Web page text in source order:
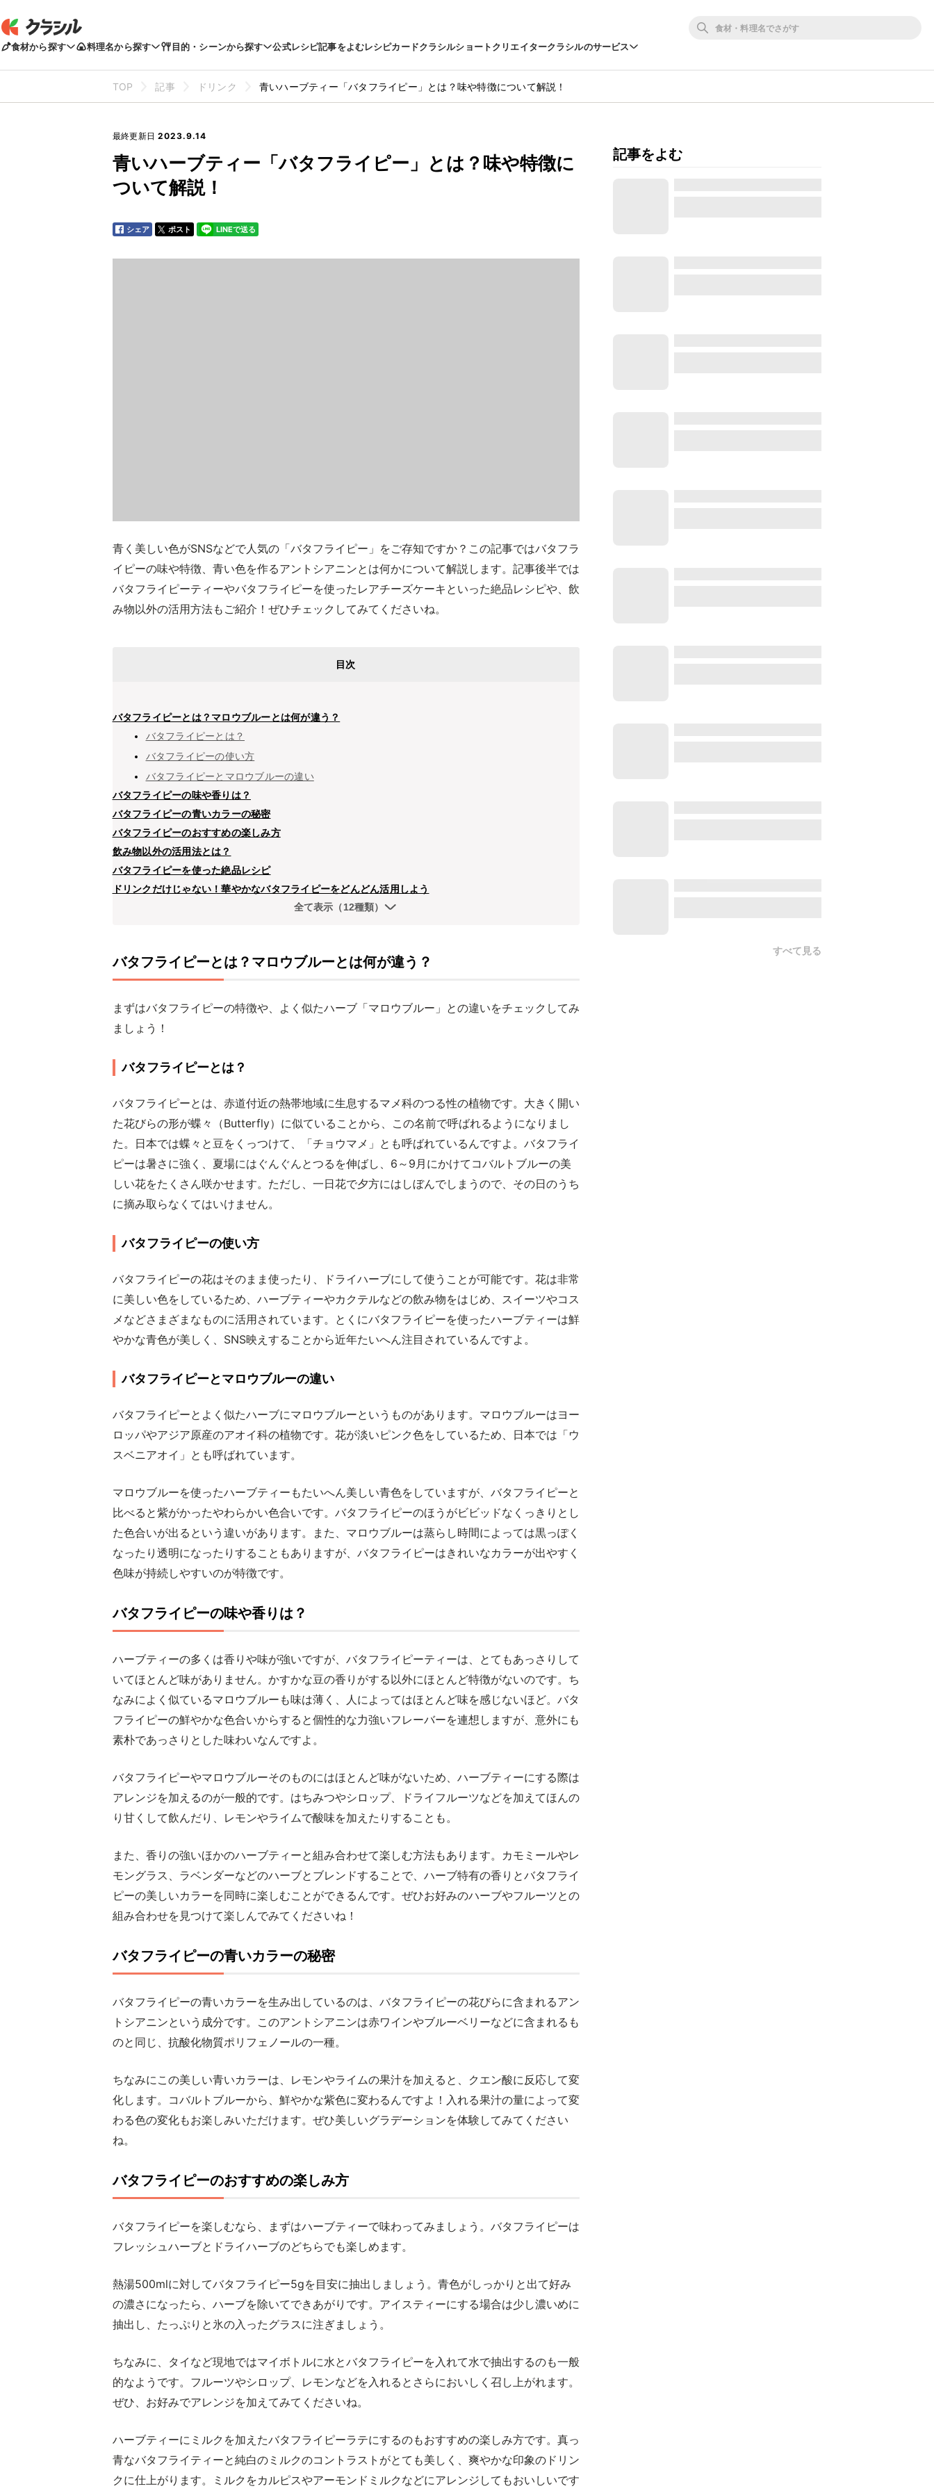
食材から探す 料理名から探す 目的・シーンから探す 公式レシピ記事をよむレシピカードクラシルショートクリエイタークラシルのサービス
TOP 記事 ドリンク 青いハーブティー「バタフライピー」とは？味や特徴について解説！
最終更新日 2023.9.14
青いハーブティー「バタフライピー」とは？味や特徴に
ついて解説！
シェア ポスト LINEで送る
青く美しい色がSNSなどで人気の「バタフライピー」をご存知ですか？この記事ではバタフラ
イピーの味や特徴、青い色を作るアントシアニンとは何かについて解説します。記事後半では
バタフライピーティーやバタフライピーを使ったレアチーズケーキといった絶品レシピや、飲
み物以外の活用方法もご紹介！ぜひチェックしてみてくださいね。
目次
バタフライピーとは？マロウブルーとは何が違う？
バタフライピーとは？
バタフライピーの使い方
バタフライピーとマロウブルーの違い
バタフライピーの味や香りは？
バタフライピーの青いカラーの秘密
バタフライピーのおすすめの楽しみ方
飲み物以外の活用法とは？
バタフライピーを使った絶品レシピ
ドリンクだけじゃない！華やかなバタフライピーをどんどん活用しよう
全て表示（12種類）
バタフライピーとは？マロウブルーとは何が違う？
まずはバタフライピーの特徴や、よく似たハーブ「マロウブルー」との違いをチェックしてみ
ましょう！
バタフライピーとは？
バタフライピーとは、赤道付近の熱帯地域に生息するマメ科のつる性の植物です。大きく開い
た花びらの形が蝶々（Butterfly）に似ていることから、この名前で呼ばれるようになりまし
た。日本では蝶々と豆をくっつけて、「チョウマメ」とも呼ばれているんですよ。バタフライ
ピーは暑さに強く、夏場にはぐんぐんとつるを伸ばし、6～9月にかけてコバルトブルーの美
しい花をたくさん咲かせます。ただし、一日花で夕方にはしぼんでしまうので、その日のうち
に摘み取らなくてはいけません。
バタフライピーの使い方
バタフライピーの花はそのまま使ったり、ドライハーブにして使うことが可能です。花は非常
に美しい色をしているため、ハーブティーやカクテルなどの飲み物をはじめ、スイーツやコス
メなどさまざまなものに活用されています。とくにバタフライピーを使ったハーブティーは鮮
やかな青色が美しく、SNS映えすることから近年たいへん注目されているんですよ。
バタフライピーとマロウブルーの違い
バタフライピーとよく似たハーブにマロウブルーというものがあります。マロウブルーはヨー
ロッパやアジア原産のアオイ科の植物です。花が淡いピンク色をしているため、日本では「ウ
スベニアオイ」とも呼ばれています。
マロウブルーを使ったハーブティーもたいへん美しい青色をしていますが、バタフライピーと
比べると紫がかったやわらかい色合いです。バタフライピーのほうがビビッドなくっきりとし
た色合いが出るという違いがあります。また、マロウブルーは蒸らし時間によっては黒っぽく
なったり透明になったりすることもありますが、バタフライピーはきれいなカラーが出やすく
色味が持続しやすいのが特徴です。
バタフライピーの味や香りは？
ハーブティーの多くは香りや味が強いですが、バタフライピーティーは、とてもあっさりして
いてほとんど味がありません。かすかな豆の香りがする以外にほとんど特徴がないのです。ち
なみによく似ているマロウブルーも味は薄く、人によってはほとんど味を感じないほど。バタ
フライピーの鮮やかな色合いからすると個性的な力強いフレーバーを連想しますが、意外にも
素朴であっさりとした味わいなんですよ。
バタフライピーやマロウブルーそのものにはほとんど味がないため、ハーブティーにする際は
アレンジを加えるのが一般的です。はちみつやシロップ、ドライフルーツなどを加えてほんの
り甘くして飲んだり、レモンやライムで酸味を加えたりすることも。
また、香りの強いほかのハーブティーと組み合わせて楽しむ方法もあります。カモミールやレ
モングラス、ラベンダーなどのハーブとブレンドすることで、ハーブ特有の香りとバタフライ
ピーの美しいカラーを同時に楽しむことができるんです。ぜひお好みのハーブやフルーツとの
組み合わせを見つけて楽しんでみてくださいね！
バタフライピーの青いカラーの秘密
バタフライピーの青いカラーを生み出しているのは、バタフライピーの花びらに含まれるアン
トシアニンという成分です。このアントシアニンは赤ワインやブルーベリーなどに含まれるも
のと同じ、抗酸化物質ポリフェノールの一種。
ちなみにこの美しい青いカラーは、レモンやライムの果汁を加えると、クエン酸に反応して変
化します。コバルトブルーから、鮮やかな紫色に変わるんですよ！入れる果汁の量によって変
わる色の変化もお楽しみいただけます。ぜひ美しいグラデーションを体験してみてください
ね。
バタフライピーのおすすめの楽しみ方
バタフライピーを楽しむなら、まずはハーブティーで味わってみましょう。バタフライピーは
フレッシュハーブとドライハーブのどちらでも楽しめます。
熱湯500mlに対してバタフライピー5gを目安に抽出しましょう。青色がしっかりと出て好み
の濃さになったら、ハーブを除いてできあがりです。アイスティーにする場合は少し濃いめに
抽出し、たっぷりと氷の入ったグラスに注ぎましょう。
ちなみに、タイなど現地ではマイボトルに水とバタフライピーを入れて水で抽出するのも一般
的なようです。フルーツやシロップ、レモンなどを入れるとさらにおいしく召し上がれます。
ぜひ、お好みでアレンジを加えてみてくださいね。
ハーブティーにミルクを加えたバタフライピーラテにするのもおすすめの楽しみ方です。真っ
青なバタフライティーと純白のミルクのコントラストがとても美しく、爽やかな印象のドリン
クに仕上がります。ミルクをカルピスやアーモンドミルクなどにアレンジしてもおいしいです
記事をよむ
すべて見る